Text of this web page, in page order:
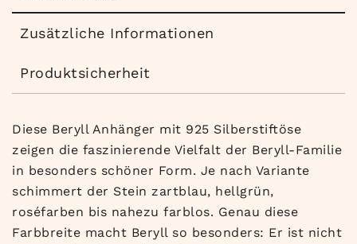
Zusätzliche Informationen
Produktsicherheit
Diese Beryll Anhänger mit 925 Silberstiftöse
zeigen die faszinierende Vielfalt der Beryll-Familie
in besonders schöner Form. Je nach Variante
schimmert der Stein zartblau, hellgrün,
roséfarben bis nahezu farblos. Genau diese
Farbbreite macht Beryll so besonders: Er ist nicht